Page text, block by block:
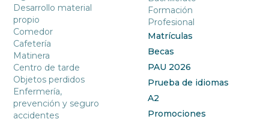
Desarrollo material
propio
Comedor
Cafetería
Matinera
Centro de tarde
Objetos perdidos
Enfermería,
prevención y seguro
accidentes
Formación
Profesional
Matrículas
Becas
PAU 2026
Prueba de idiomas
A2
Promociones